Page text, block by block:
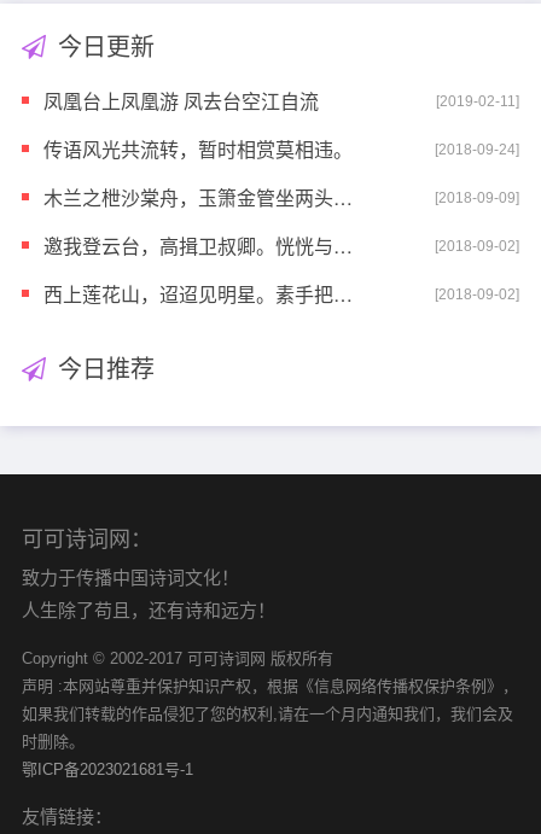
今日更新
凤凰台上凤凰游 凤去台空江自流 [2019-02-11]
传语风光共流转，暂时相赏莫相违。 [2018-09-24]
木兰之枻沙棠舟，玉箫金管坐两头。美酒樽中置千斛，载 [2018-09-09]
邀我登云台，高揖卫叔卿。恍恍与之去，驾鸿凌紫冥。 [2018-09-02]
西上莲花山，迢迢见明星。素手把芙蓉，虚步蹑太清。霓 [2018-09-02]
今日推荐
可可诗词网：
致力于传播中国诗词文化！
人生除了苟且，还有诗和远方！
Copyright © 2002-2017 可可诗词网 版权所有
声明 :本网站尊重并保护知识产权，根据《信息网络传播权保护条例》，
如果我们转载的作品侵犯了您的权利,请在一个月内通知我们，我们会及
时删除。
鄂ICP备2023021681号-1
友情链接：